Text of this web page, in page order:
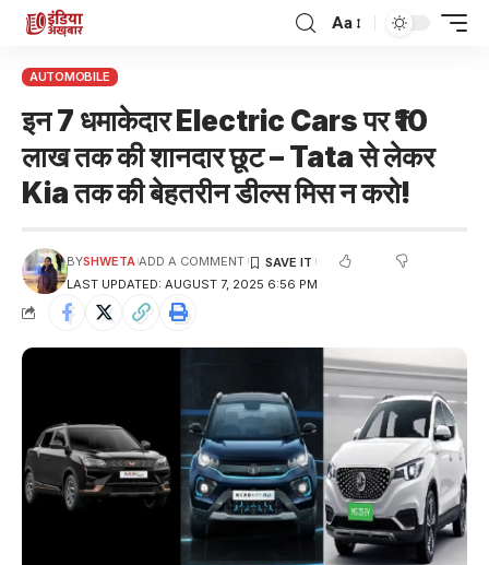
Aa
AUTOMOBILE
इन 7 धमाकेदार Electric Cars पर ₹10
लाख तक की शानदार छूट – Tata से लेकर
Kia तक की बेहतरीन डील्स मिस न करो!
LAST UPDATED: AUGUST 7, 2025 6:56 PM
BYSHWETA ADD A COMMENT